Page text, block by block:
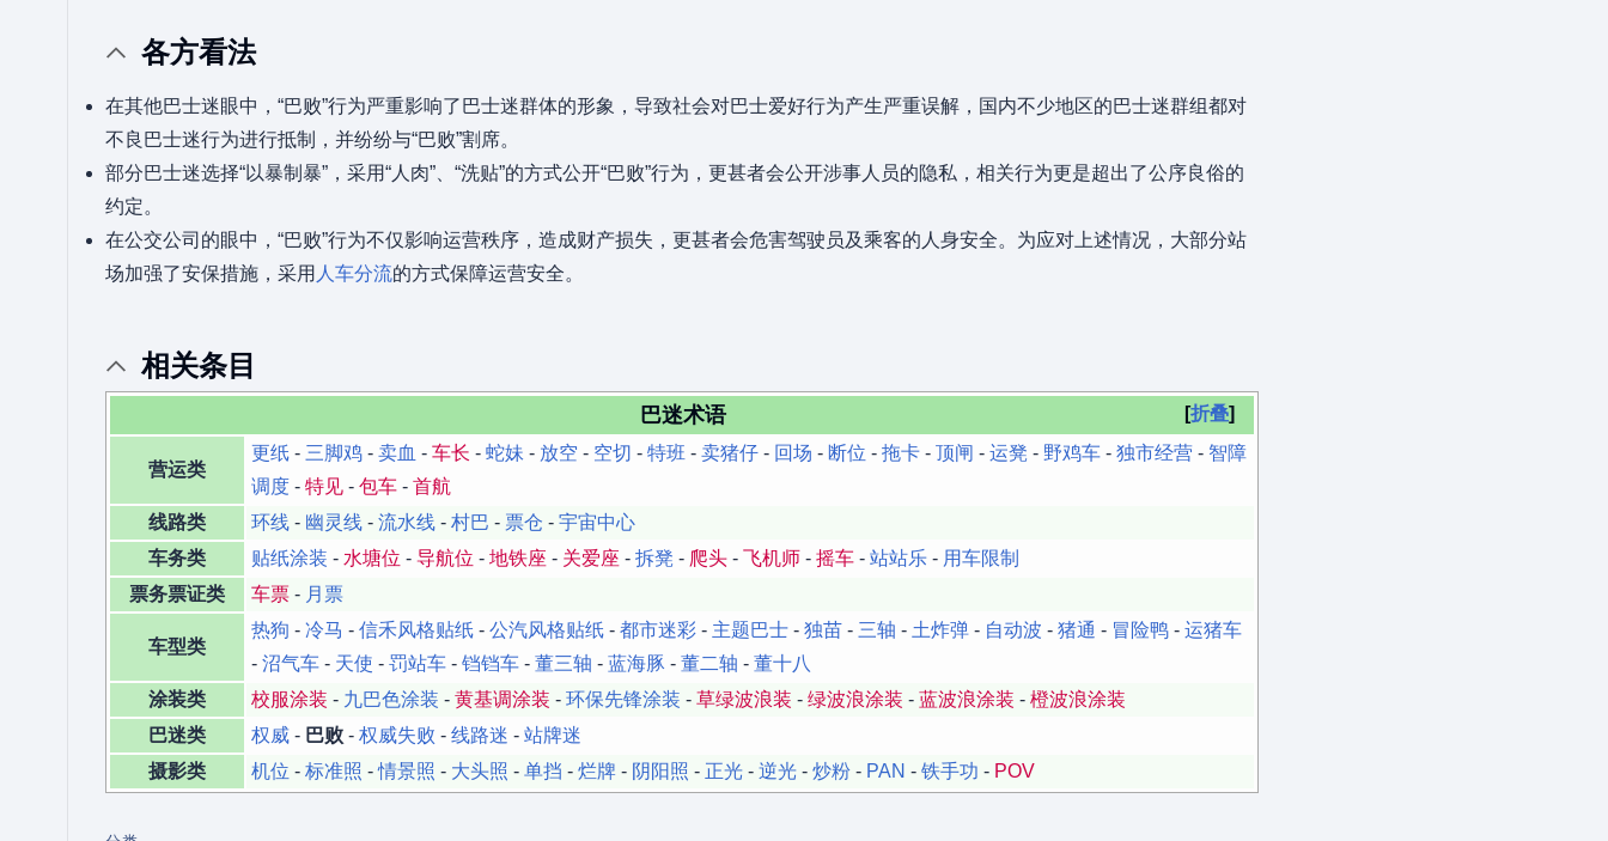
各方看法
在其他巴士迷眼中，“巴败”行为严重影响了巴士迷群体的形象，导致社会对巴士爱好行为产生严重误解，国内不少地区的巴士迷群组都对
不良巴士迷行为进行抵制，并纷纷与“巴败”割席。
部分巴士迷选择“以暴制暴”，采用“人肉”、“洗贴”的方式公开“巴败”行为，更甚者会公开涉事人员的隐私，相关行为更是超出了公序良俗的
约定。
在公交公司的眼中，“巴败”行为不仅影响运营秩序，造成财产损失，更甚者会危害驾驶员及乘客的人身安全。为应对上述情况，大部分站
场加强了安保措施，采用 人车分流的方式保障运营安全。
相关条目
折叠
巴迷术语
营运类
更纸 - 三脚鸡 - 卖血 - 车长 - 蛇妹 - 放空 - 空切 - 特班 - 卖猪仔 - 回场 - 断位 - 拖卡 - 顶闸 - 运凳 - 野鸡车 - 独市经营 - 智障
调度 - 特见 - 包车 - 首航
线路类
环线 - 幽灵线 - 流水线 - 村巴 - 票仓 - 宇宙中心
车务类
贴纸涂装 - 水塘位 - 导航位 - 地铁座 - 关爱座 - 拆凳 - 爬头 - 飞机师 - 摇车 - 站站乐 - 用车限制
票务票证类
车票 - 月票
车型类
热狗 - 冷马 - 信禾风格贴纸 - 公汽风格贴纸 - 都市迷彩 - 主题巴士 - 独苗 - 三轴 - 土炸弹 - 自动波 - 猪通 - 冒险鸭 - 运猪车
- 沼气车 - 天使 - 罚站车 - 铛铛车 - 董三轴 - 蓝海豚 - 董二轴 - 董十八
涂装类
校服涂装 - 九巴色涂装 - 黄基调涂装 - 环保先锋涂装 - 草绿波浪装 - 绿波浪涂装 - 蓝波浪涂装 - 橙波浪涂装
巴迷类
权威 - 巴败 - 权威失败 - 线路迷 - 站牌迷
摄影类
机位 - 标准照 -情景照 - 大头照 - 单挡 - 烂牌 - 阴阳照 - 正光 - 逆光 - 炒粉 - PAN - 铁手功 - POV